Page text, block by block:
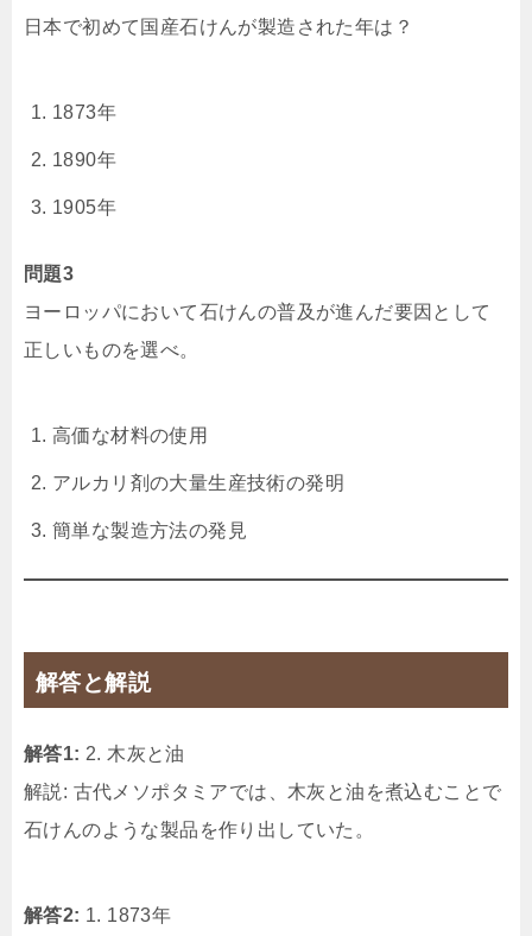
日本で初めて国産石けんが製造された年は？
1873年
1890年
1905年
問題3
ヨーロッパにおいて石けんの普及が進んだ要因として
正しいものを選べ。
高価な材料の使用
アルカリ剤の大量生産技術の発明
簡単な製造方法の発見
解答と解説
解答1: 2. 木灰と油
解説: 古代メソポタミアでは、木灰と油を煮込むことで
石けんのような製品を作り出していた。
解答2: 1. 1873年